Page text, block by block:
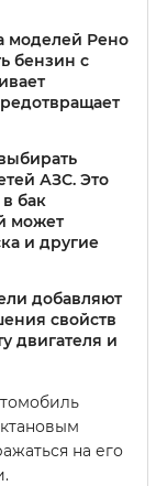
моделей Рено
бензин с
АЗС. Это
бак
может
и другие
добавляют
свойств
двигателя и
на его